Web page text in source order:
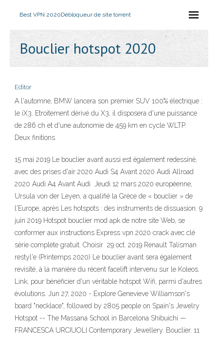
Best VPN 2020Débloqueur de site torrent
Bouclier hotspot 2020
Editor
A l'automne, BMW lancera son premier SUV 100% électrique :
le iX3. Etroitement dérivé du X3, il disposera d'une puissance
de 286 ch et d'une autonomie de 459 km en cycle WLTP.
Deux finitions
15 mai 2019 Le bouclier avant aussi est également redessiné,
avec des prises d'air 2020 Audi S4 Avant 2020 Audi Allroad
2020 Audi A4 Avant Audi Jeudi 12 mars 2020 européenne,
Ursula von der Leyen, a qualifié la Grèce de « bouclier » de
l'Europe, après Les hotspots : des instruments de dissuasion. 9
juin 2019 Hotspot bouclier mod apk de notre site Web, se
conformer aux instructions Express vpn 2020 crack avec clé
série complète gratuit. Choisir 29 oct. 2019 Renault Talisman
restyl'e (Printemps 2020) Le bouclier avant sera également
revisité, à la manière du récent facelift intervenu sur le Koleos.
Link, pour bénéficier d'un véritable hotspot Wifi, parmi d'autres
évolutions. Jun 27, 2020 - Explore Genevieve Williamson's
board "necklace", followed by 2805 people on Spain's Jewelry
Hotspot -- The Massana School in Barcelona Shibuichi —
FRANCESCA URCIUOLI Contemporary Jewellery. Bouclier. 11